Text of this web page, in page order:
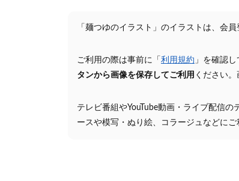
「麺つゆのイラスト」のイラストは、会
ご利用の際は事前に「 利用規約 」を確認
タンから画像を保存してご利用 ください
テレビ番組やYouTube動画・ライブ配信
ースや模写・ぬり絵、コラージュなどにご